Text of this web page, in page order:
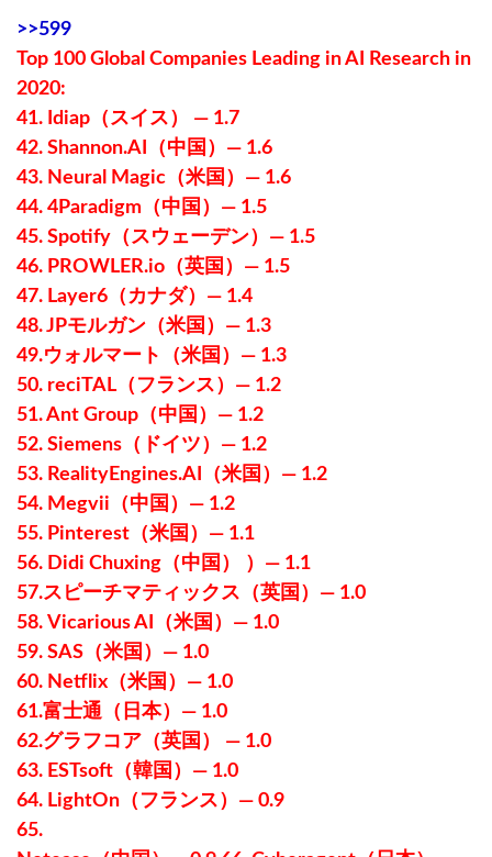
>>599
Top 100 Global Companies Leading in AI Research in
2020:
41. Idiap（スイス） — 1.7
42. Shannon.AI（中国）— 1.6
43. Neural Magic（米国）— 1.6
44. 4Paradigm（中国）— 1.5
45. Spotify（スウェーデン）— 1.5
46. PROWLER.io（英国）— 1.5
47. Layer6（カナダ）— 1.4
48. JPモルガン（米国）— 1.3
49.ウォルマート（米国）— 1.3
50. reciTAL（フランス）— 1.2
51. Ant Group（中国）— 1.2
52. Siemens（ドイツ）— 1.2
53. RealityEngines.AI（米国）— 1.2
54. Megvii（中国）— 1.2
55. Pinterest（米国）— 1.1
56. Didi Chuxing（中国） ）— 1.1
57.スピーチマティックス（英国）— 1.0
58. Vicarious AI（米国）— 1.0
59. SAS（米国）— 1.0
60. Netflix（米国）— 1.0
61.富士通（日本）— 1.0
62.グラフコア（英国） — 1.0
63. ESTsoft（韓国）— 1.0
64. LightOn（フランス）— 0.9
65.